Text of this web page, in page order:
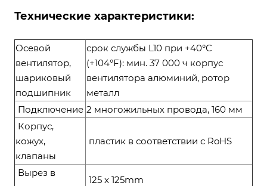
Технические характеристики:
Осевой
вентилятор,
шариковый
подшипник
срок службы L10 при +40°C
(+104°F): мин. 37 000 ч корпус
вентилятора алюминий, ротор
металл
Подключение 2 многожильных провода, 160 мм
Корпус,
кожух,
клапаны
пластик в соответствии с RoHS
Вырез в
125 x 125mm